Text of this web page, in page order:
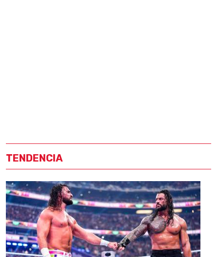
TENDENCIA